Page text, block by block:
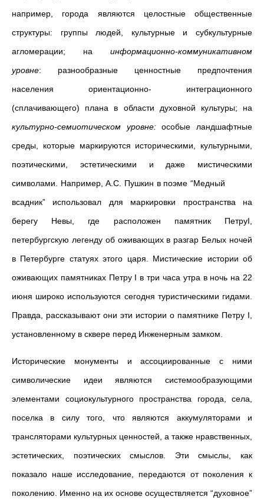
например, города являются целостные общественные
структуры: группы людей, культурные и субкультурные
агломерации; на информационно-коммуникативном
уровне: разнообразные ценностные предпочтения
населения ориентационно- интеграционного
(сплачивающего) плана в области духовной культуры; на
культурно-семиотическом уровне:особые ландшафтные
среды, которые маркируются историческими, культурными,
поэтическими, эстетическими и даже мистическими
символами. Например, А.С. Пушкин в поэме “Медный
всадник” использовал для маркировки пространства на
берегу Невы, где расположен памятник ПетруI,
петербургскую легенду об оживающих в разгар Белых ночей
в Петербурге статуях этого царя. Мистические истории об
оживающих памятниках Петру I в три часа утра в ночь на 22
июня широко используются сегодня туристическими гидами.
Правда, рассказывают они эти истории о памятнике Петру I,
установленному в сквере перед Инженерным замком.
Исторические монументы и ассоциированные с ними
символические идеи являются системообразующими
элементами социокультурного пространства города, села,
поселка в силу того, что являются аккумуляторами и
трансляторами культурных ценностей, а также нравственных,
эстетических, поэтических смыслов. Эти смыслы, как
показало наше исследование, передаются от поколения к
поколению. Именно на их основе осуществляется “духовное”